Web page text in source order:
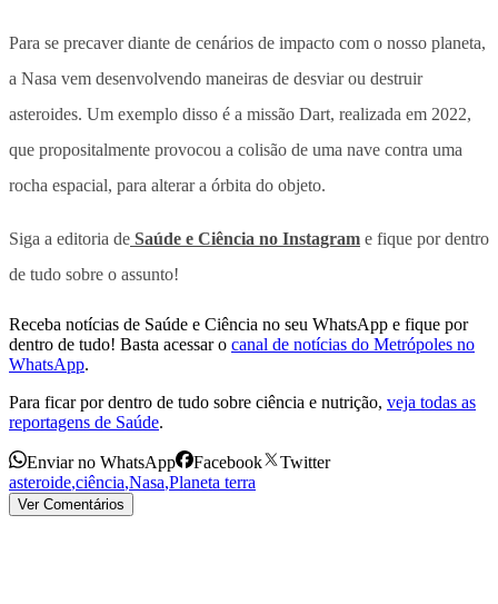
Para se precaver diante de cenários de impacto com o nosso planeta,
a Nasa vem desenvolvendo maneiras de desviar ou destruir
asteroides. Um exemplo disso é a missão Dart, realizada em 2022,
que propositalmente provocou a colisão de uma nave contra uma
rocha espacial, para alterar a órbita do objeto.
Siga a editoria de Saúde e Ciência no Instagram e fique por dentro
de tudo sobre o assunto!
Receba notícias de Saúde e Ciência no seu WhatsApp e fique por
dentro de tudo! Basta acessar o canal de notícias do Metrópoles no
WhatsApp.
Para ficar por dentro de tudo sobre ciência e nutrição, veja todas as
reportagens de Saúde.
Enviar no WhatsApp Facebook
Twitter
asteroide,ciência,Nasa,Planeta terra
Ver Comentários